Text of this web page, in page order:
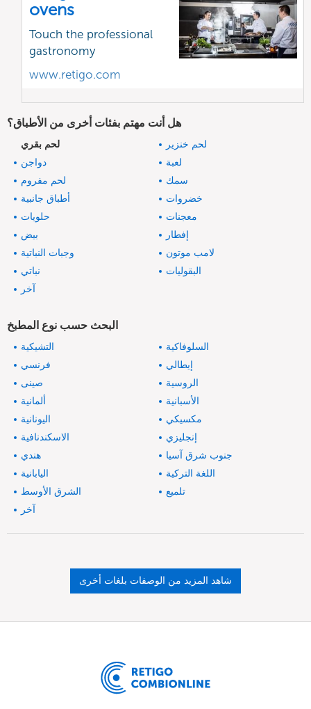
ovens
Touch the professional
gastronomy
www.retigo.com
هل أنت مهتم بفئات أخرى من الأطباق؟
لحم بقري
لحم خنزير
دواجن
لعبة
لحم مفروم
سمك
أطباق جانبية
خضروات
حلويات
معجنات
بيض
إفطار
وجبات النباتية
لامب موتون
نباتي
البقوليات
آخر
البحث حسب نوع المطبخ
التشيكية
السلوفاكية
فرنسي
إيطالي
صينى
الروسية
ألمانية
الأسبانية
اليونانية
مكسيكي
الاسكندنافية
إنجليزي
هندي
جنوب شرق آسيا
اليابانية
اللغة التركية
الشرق الأوسط
تلميع
آخر
شاهد المزيد من الوصفات بلغات أخرى